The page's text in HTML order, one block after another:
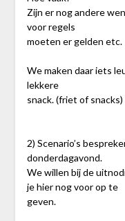
Zijn er nog andere
voor regels
moeten er gelden etc.
We maken daar iets
lekkere
snack. (friet of
2) Scenario’s
donderdagavond.
We willen bij de
je hier nog voor op te
geven.